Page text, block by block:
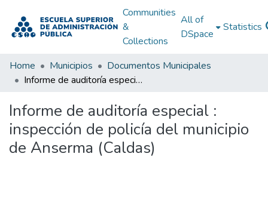
Communities
&
Collections
All of
DSpace
Statistics
Home Municipios
Documentos Municipales
Informe de auditoría especial : inspección de policía del municipio de Anserma (Caldas)
Informe de auditoría especial :
inspección de policía del municipio
de Anserma (Caldas)